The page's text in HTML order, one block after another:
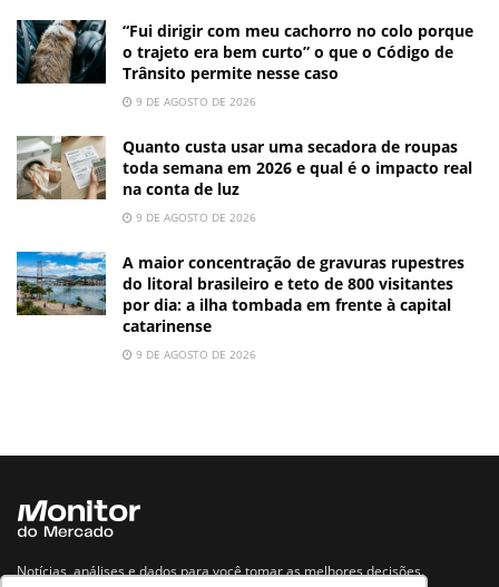
“Fui dirigir com meu cachorro no colo porque
o trajeto era bem curto” o que o Código de
Trânsito permite nesse caso
9 DE AGOSTO DE 2026
Quanto custa usar uma secadora de roupas
toda semana em 2026 e qual é o impacto real
na conta de luz
9 DE AGOSTO DE 2026
A maior concentração de gravuras rupestres
do litoral brasileiro e teto de 800 visitantes
por dia: a ilha tombada em frente à capital
catarinense
9 DE AGOSTO DE 2026
Notícias, análises e dados para você tomar as melhores decisões.